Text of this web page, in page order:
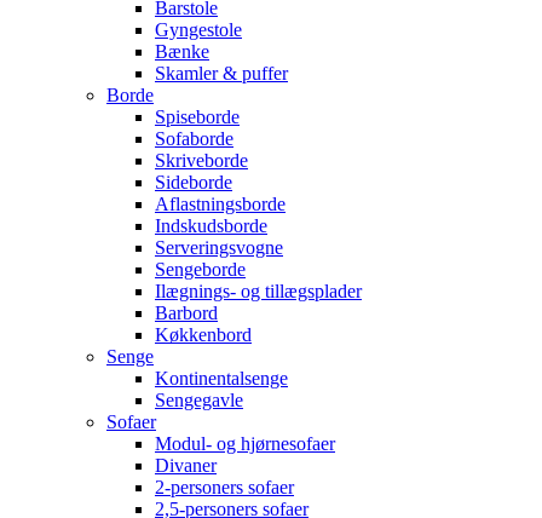
Barstole
Gyngestole
Bænke
Skamler & puffer
Borde
Spiseborde
Sofaborde
Skriveborde
Sideborde
Aflastningsborde
Indskudsborde
Serveringsvogne
Sengeborde
Ilægnings- og tillægsplader
Barbord
Køkkenbord
Senge
Kontinentalsenge
Sengegavle
Sofaer
Modul- og hjørnesofaer
Divaner
2-personers sofaer
2,5-personers sofaer